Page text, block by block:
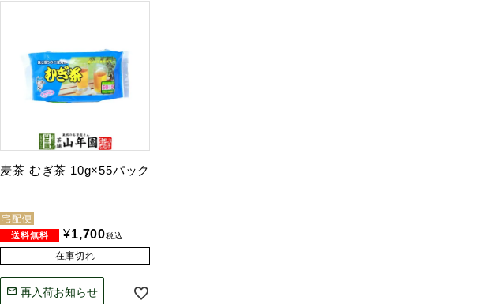
麦茶 むぎ茶 10g×55パック
宅配便
¥1,700税込
在庫切れ
再入荷お知らせ